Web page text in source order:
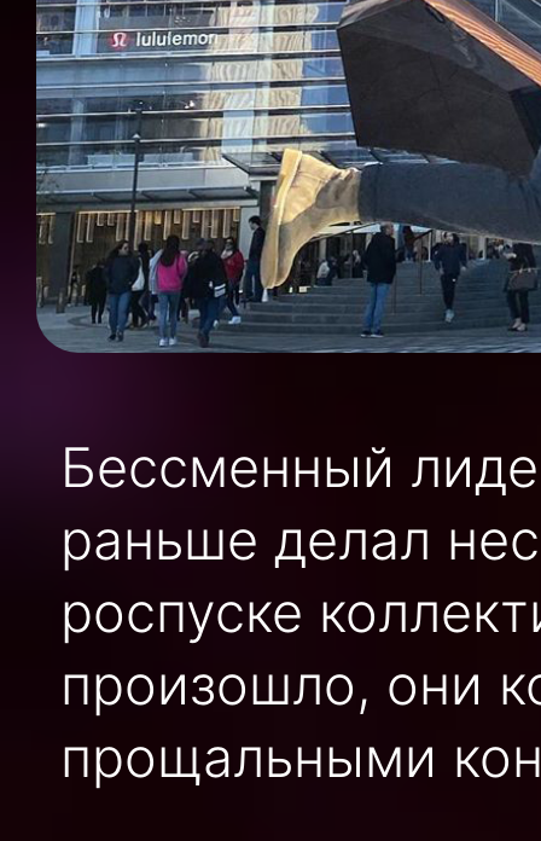
Бессменный
раньше делал
роспуске
произошло, они
прощальными